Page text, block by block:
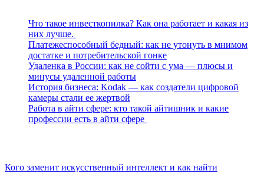
Что такое инвесткопилка? Как она работает и какая из
них лучше.
Платежеспособный бедный: как не утонуть в мнимом
достатке и потребительской гонке
Удаленка в России: как не сойти с ума — плюсы и
минусы удаленной работы
История бизнеса: Kodak — как создатели цифровой
камеры стали ее жертвой
Работа в айти сфере: кто такой айтишник и какие
профессии есть в айти сфере
Навигация
Кого заменит искусственный интеллект и как найти